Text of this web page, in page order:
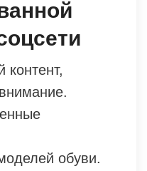
контент,
обуви.